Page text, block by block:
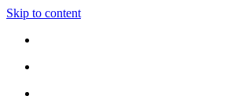
Skip to content